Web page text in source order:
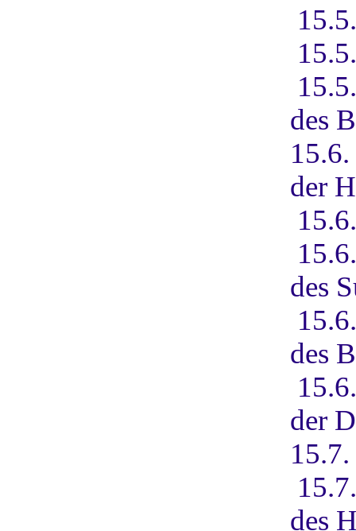
des
der
des
des
der
des